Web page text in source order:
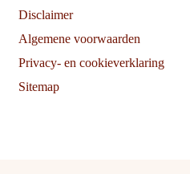
Disclaimer
Algemene voorwaarden
Privacy- en cookieverklaring
Sitemap